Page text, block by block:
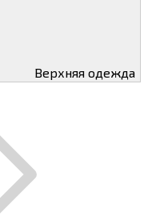
Верхняя одежда